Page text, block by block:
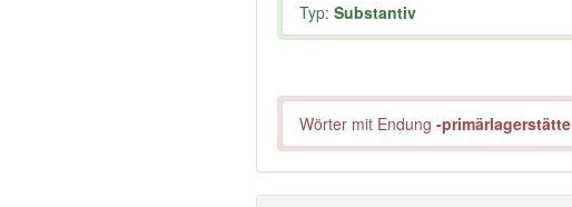
Typ: Substantiv
Wörter mit Endung -primärlagerstätte